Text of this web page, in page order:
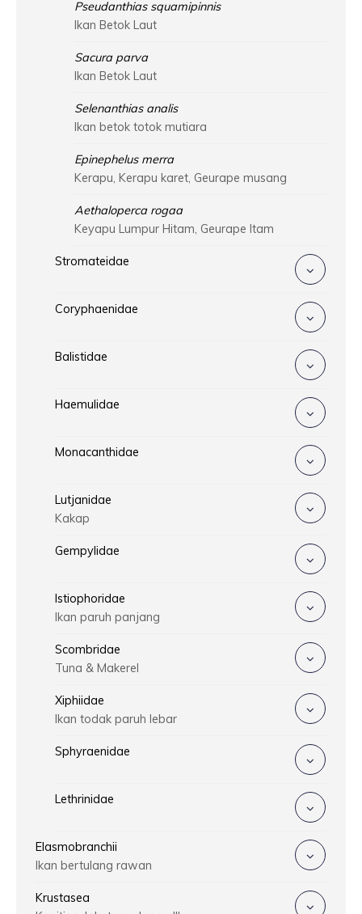
Pseudanthias squamipinnis
Ikan Betok Laut
Sacura parva
Ikan Betok Laut
Selenanthias analis
Ikan betok totok mutiara
Epinephelus merra
Kerapu, Kerapu karet, Geurape musang
Aethaloperca rogaa
Keyapu Lumpur Hitam, Geurape Itam
Stromateidae
Coryphaenidae
Balistidae
Haemulidae
Monacanthidae
Lutjanidae
Kakap
Gempylidae
Istiophoridae
Ikan paruh panjang
Scombridae
Tuna & Makerel
Xiphiidae
Ikan todak paruh lebar
Sphyraenidae
Lethrinidae
Elasmobranchii
Ikan bertulang rawan
Krustasea